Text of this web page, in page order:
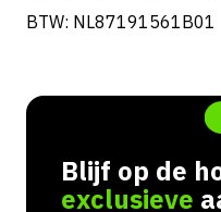
BTW: NL87191561B01
Blijf op de
exclusieve